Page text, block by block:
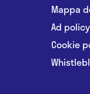
Mappa
Ad policy
Cookie